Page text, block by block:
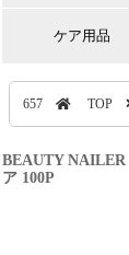
ケア用品
657 TOP
BEAUTY
ア 100P